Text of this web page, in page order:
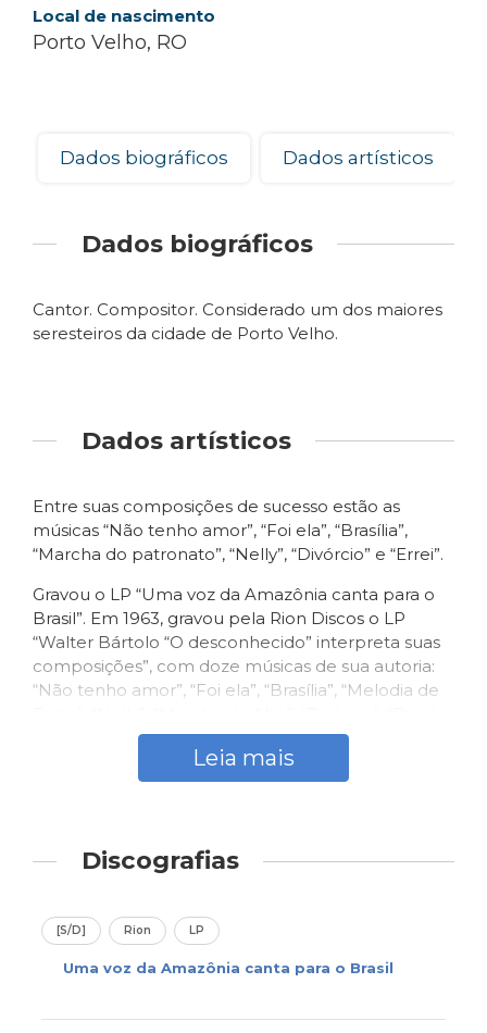
Local de nascimento
Porto Velho, RO
Dados biográficos Dados artísticos
Dados biográficos
Cantor. Compositor. Considerado um dos maiores
seresteiros da cidade de Porto Velho.
Dados artísticos
Entre suas composições de sucesso estão as
músicas “Não tenho amor”, “Foi ela”, “Brasília”,
“Marcha do patronato”, “Nelly”, “Divórcio” e “Errei”.
Gravou o LP “Uma voz da Amazônia canta para o
Brasil”. Em 1963, gravou pela Rion Discos o LP
“Walter Bártolo “O desconhecido” interpreta suas
composições”, com doze músicas de sua autoria:
“Não tenho amor”, “Foi ela”, “Brasília”, “Melodia de
desconhecido”, “Amor impossível”, “Errei”,
“Abandonado” e “Patronato”. Após a tentativa de
seguir carreira no Rio de Janeiro, retornou para sua
Leia mais
Discografias
[S/D] Rion LP
Uma voz da Amazônia canta para o Brasil